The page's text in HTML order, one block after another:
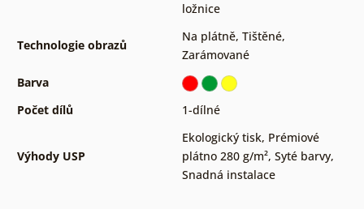
ložnice
Technologie obrazů
Na plátně, Tištěné,
Zarámované
Barva
Počet dílů
1-dílné
Výhody USP
Ekologický tisk, Prémiové
plátno 280 g/m², Syté barvy,
Snadná instalace